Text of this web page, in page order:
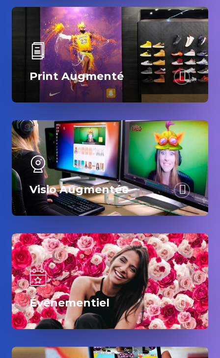
Print Augmenté
Visio Augmentée
Événementiel